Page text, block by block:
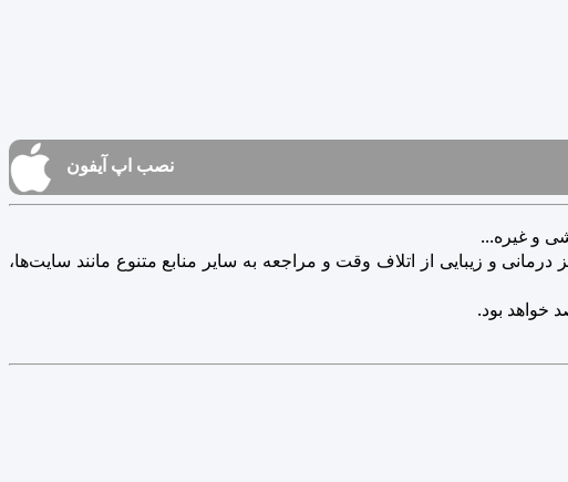
نصب اپ آیفون
و غیره...
و زیبایی از اتلاف وقت و مراجعه به سایر منابع متنوع مانند سایت‌ها،